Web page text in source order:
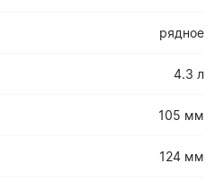
рядное
4.3 л
105 мм
124 мм